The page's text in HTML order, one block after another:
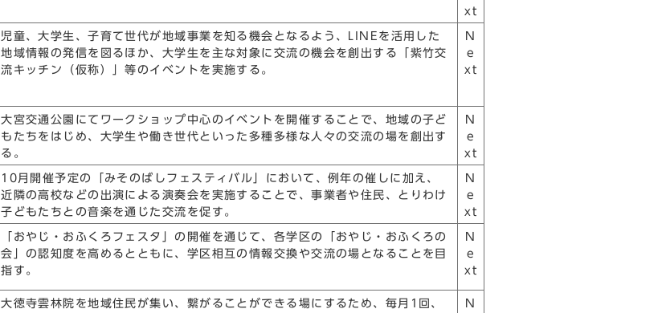
xt
児童、大学生、子育て世代が地域事業を知る機会となるよう、LINEを活用した
地域情報の発信を図るほか、大学生を主な対象に交流の機会を創出する「紫竹交
流キッチン（仮称）」等のイベントを実施する。
N
e
xt
大宮交通公園にてワークショップ中心のイベントを開催することで、地域の子ど
もたちをはじめ、大学生や働き世代といった多種多様な人々の交流の場を創出す
る。
N
e
xt
10月開催予定の「みそのばしフェスティバル」において、例年の催しに加え、
近隣の高校などの出演による演奏会を実施することで、事業者や住民、とりわけ
子どもたちとの音楽を通じた交流を促す。
N
e
xt
「おやじ・おふくろフェスタ」の開催を通じて、各学区の「おやじ・おふくろの
会」の認知度を高めるとともに、学区相互の情報交換や交流の場となることを目
指す。
N
e
xt
大徳寺雲林院を地域住民が集い、繋がることができる場にするため、毎月1回、
N